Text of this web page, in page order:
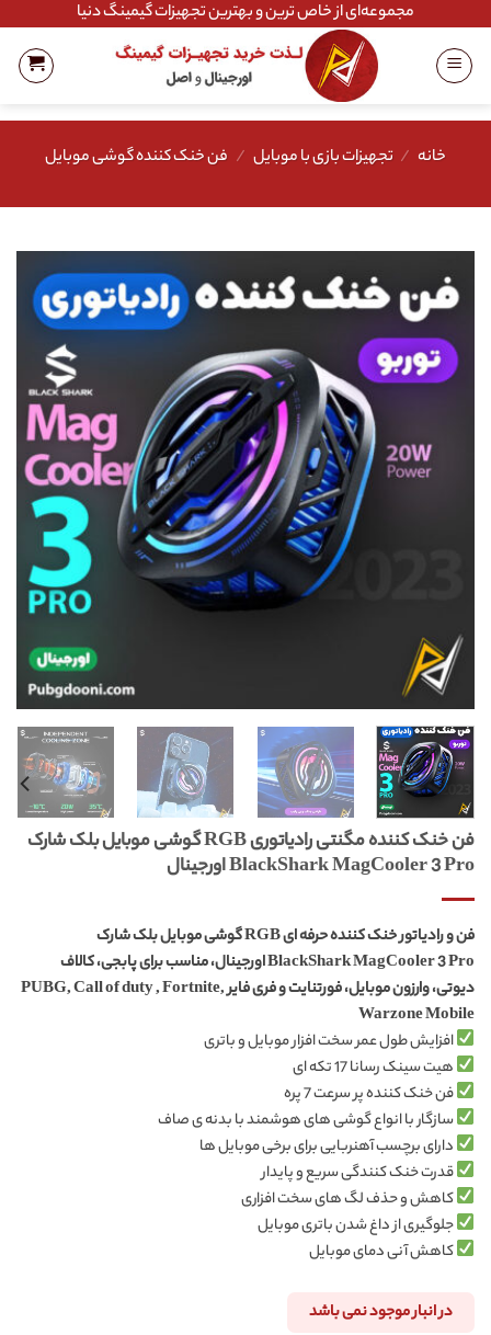
content
مجموعه‌ای از خاص ترین و بهترین تجهیزات گیمینگ دنیا
خانه / تجهیزات بازی با موبایل / فن خنک کننده گوشی موبایل
فن خنک کننده مگنتی رادیاتوری RGB گوشی موبایل بلک شارک
BlackShark MagCooler 3 Pro اورجینال
فن و رادیاتور خنک کننده حرفه ای RGB گوشی موبایل بلک شارک
BlackShark MagCooler 3 Pro اورجینال، مناسب برای پابجی، کالاف
دیوتی، وارزون موبایل، فورتنایت و فری فایر PUBG, Call of duty , Fortnite,
Warzone Mobile
افزایش طول عمر سخت افزار موبایل و باتری
هیت سینک رسانا 17 تکه ای
فن خنک کننده پر سرعت 7 پره
سازگار با انواع گوشی های هوشمند با بدنه ی صاف
دارای برچسب آهنربایی برای برخی موبایل ها
قدرت خنک کنندگی سریع و پایدار
کاهش و حذف لگ های سخت افزاری
جلوگیری از داغ شدن باتری موبایل
کاهش آنی دمای موبایل
در انبار موجود نمی باشد